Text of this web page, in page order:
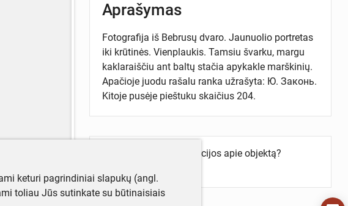
Aprašymas
Fotografija iš Bebrusų dvaro. Jaunuolio portretas
iki krūtinės. Vienplaukis. Tamsiu švarku, margu
kaklaraiščiu ant baltų stačia apykakle marškinių.
Apačioje juodu rašalu ranka užrašyta: Ю. Законь.
Kitoje pusėje pieštuku skaičius 204.
Turite daugiau informacijos apie objektą?
keturi pagrindiniai slapukų (angl.
toliau Jūs sutinkate su būtinaisiais